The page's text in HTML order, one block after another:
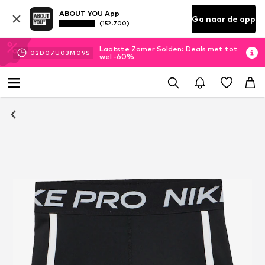
ABOUT YOU App
(152.700) Ga naar de app
02D 07U 03M 08S
Laatste Zomer Solden: Deals met tot
wel -60%